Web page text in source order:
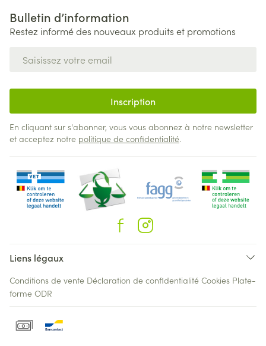
Bulletin d’information
Restez informé des nouveaux produits et promotions
Inscription
En cliquant sur s'abonner, vous vous abonnez à notre newsletter
et acceptez notre politique de confidentialité.
Liens légaux
Conditions de vente Déclaration de confidentialité Cookies Plate-
forme ODR